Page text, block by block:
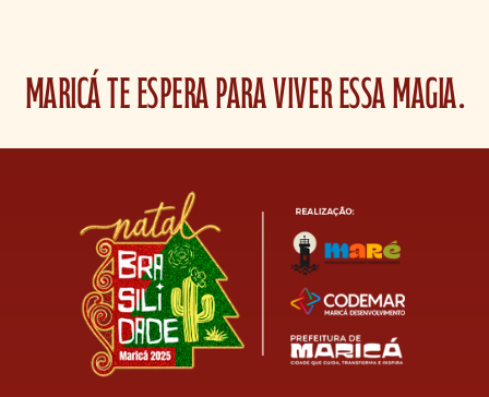
Maricá te espera para viver essa magia.